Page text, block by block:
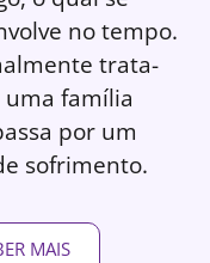
no tempo.
trata-
uma família
por um
sofrimento.
MAIS